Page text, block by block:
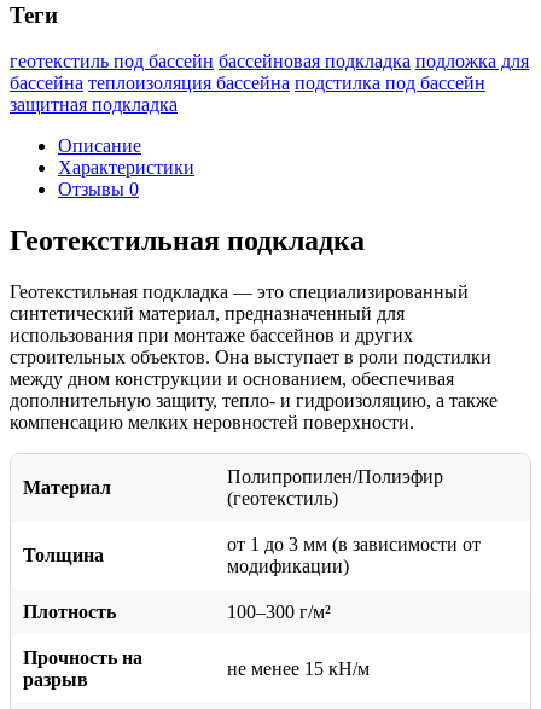
Теги
геотекстиль под бассейн бассейновая подкладка подложка для
бассейна теплоизоляция бассейна подстилка под бассейн
защитная подкладка
Описание
Характеристики
Отзывы 0
Геотекстильная подкладка
Геотекстильная подкладка — это специализированный
синтетический материал, предназначенный для
использования при монтаже бассейнов и других
строительных объектов. Она выступает в роли подстилки
между дном конструкции и основанием, обеспечивая
дополнительную защиту, тепло- и гидроизоляцию, а также
компенсацию мелких неровностей поверхности.
Материал
Полипропилен/Полиэфир
(геотекстиль)
Толщина
от 1 до 3 мм (в зависимости от
модификации)
Плотность 100–300 г/м²
Прочность на
разрыв
не менее 15 кН/м